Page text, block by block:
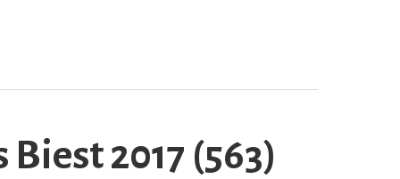
Biest 2017 (563)